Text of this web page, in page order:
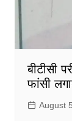
बीटीसी
फांसी
August